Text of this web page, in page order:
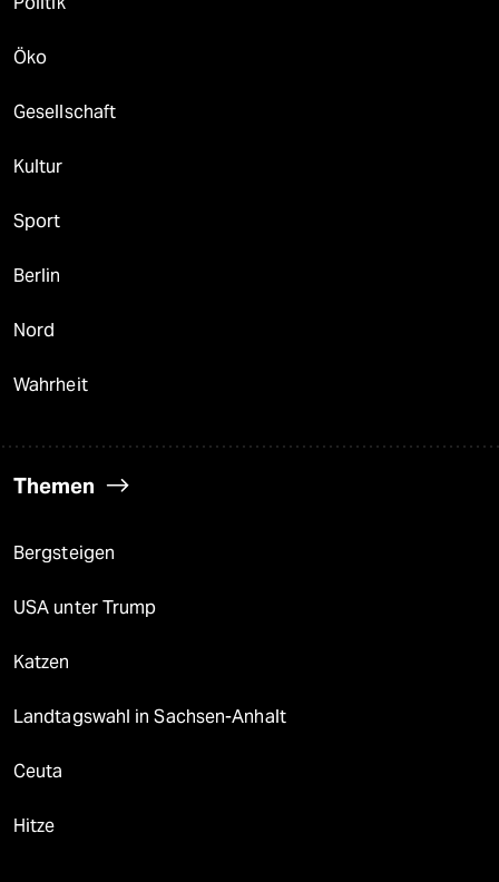
Öko
Gesellschaft
Kultur
Sport
Berlin
Nord
Wahrheit
Themen
Bergsteigen
USA unter Trump
Katzen
Landtagswahl in Sachsen-Anhalt
Ceuta
Hitze